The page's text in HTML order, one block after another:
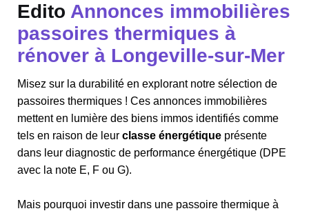
Edito Annonces immobilières
passoires thermiques à
rénover à Longeville-sur-Mer
Misez sur la durabilité en explorant notre sélection de
passoires thermiques ! Ces annonces immobilières
mettent en lumière des biens immos identifiés comme
tels en raison de leur classe énergétique présente
dans leur diagnostic de performance énergétique (DPE
avec la note E, F ou G).
Mais pourquoi investir dans une passoire thermique à